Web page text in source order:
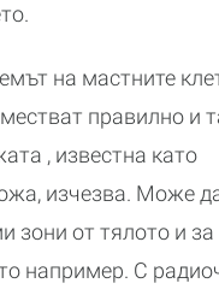
на мастните
правилно и
, известна като
изчезва. Може
зони от тялото и
например. С